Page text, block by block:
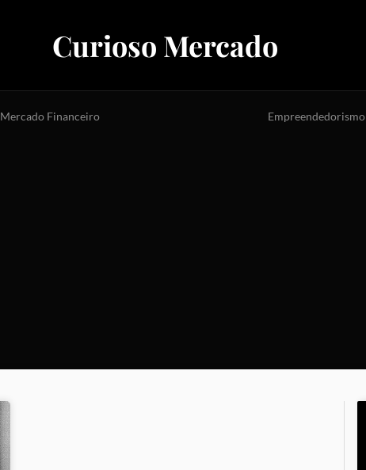
Curioso Mercado
Mercado Financeiro Empreendedorismo